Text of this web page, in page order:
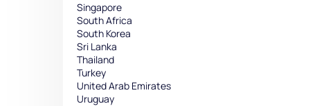
Singapore
South Africa
South Korea
Sri Lanka
Thailand
Turkey
United Arab Emirates
Uruguay